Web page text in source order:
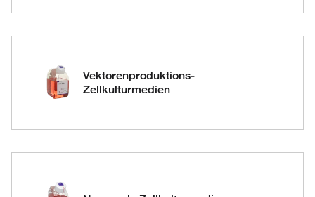
Vektorenproduktions-
Zellkulturmedien